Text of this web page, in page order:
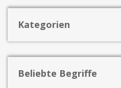
Kategorien
Beliebte Begriffe